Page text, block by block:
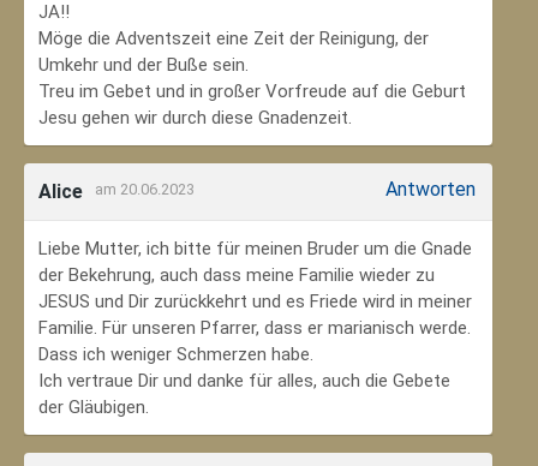
JA!!
Möge die Adventszeit eine Zeit der Reinigung, der
Umkehr und der Buße sein.
Treu im Gebet und in großer Vorfreude auf die Geburt
Jesu gehen wir durch diese Gnadenzeit.
Alice am 20.06.2023 Antworten
Liebe Mutter, ich bitte für meinen Bruder um die Gnade
der Bekehrung, auch dass meine Familie wieder zu
JESUS und Dir zurückkehrt und es Friede wird in meiner
Familie. Für unseren Pfarrer, dass er marianisch werde.
Dass ich weniger Schmerzen habe.
Ich vertraue Dir und danke für alles, auch die Gebete
der Gläubigen.